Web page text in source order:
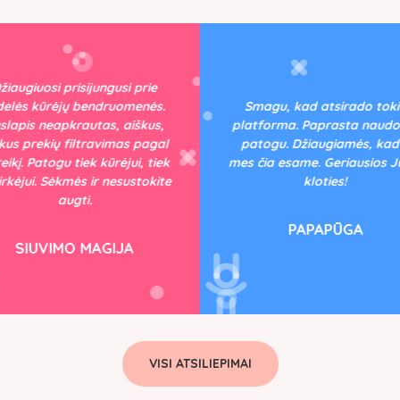
prisijungusi prie
kūrėjų bendruomenės.
neapkrautas, aiškus,
prekių filtravimas pagal
Patogu tiek kūrėjui, tiek
Sėkmės ir nesustokite
augti.
SIUVIMO MAGIJA
Smagu, kad atsirado
platforma. Paprasta
patogu. Džiaugiamės,
mes čia esame. Geriausios
kloties!
PAPAPŪGA
VISI ATSILIEPIMAI